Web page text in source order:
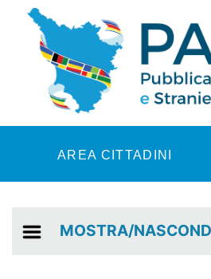
Skip to main content
AREA CITTADINI
MOSTRA/